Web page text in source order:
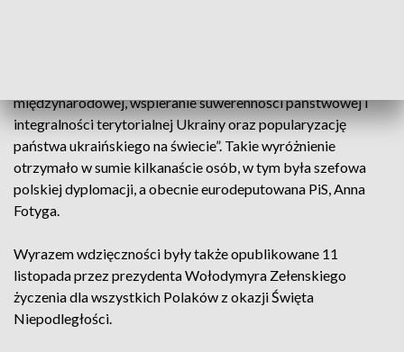
międzynarodowej, wspieranie suwerenności państwowej i
integralności terytorialnej Ukrainy oraz popularyzację
państwa ukraińskiego na świecie”. Takie wyróżnienie
otrzymało w sumie kilkanaście osób, w tym była szefowa
polskiej dyplomacji, a obecnie eurodeputowana PiS, Anna
Fotyga.
Wyrazem wdzięczności były także opublikowane 11
listopada przez prezydenta Wołodymyra Zełenskiego
życzenia dla wszystkich Polaków z okazji Święta
Niepodległości.